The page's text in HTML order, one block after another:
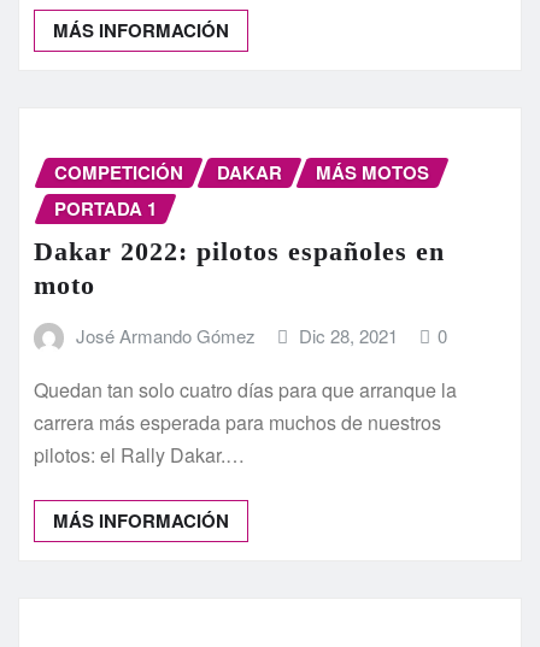
MÁS INFORMACIÓN
COMPETICIÓN DAKAR
MÁS MOTOS
PORTADA 1
Dakar 2022: pilotos españoles en
moto
José Armando Gómez Dic 28, 2021 0
Quedan tan solo cuatro días para que arranque la
carrera más esperada para muchos de nuestros
pilotos: el Rally Dakar.…
MÁS INFORMACIÓN